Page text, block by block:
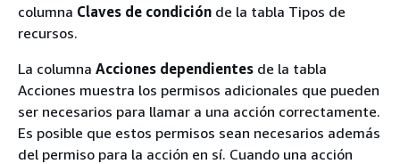
columna Claves de condición de la tabla Tipos de
recursos.
La columna Acciones dependientes de la tabla
Acciones muestra los permisos adicionales que pueden
ser necesarios para llamar a una acción correctamente.
Es posible que estos permisos sean necesarios además
del permiso para la acción en sí. Cuando una acción